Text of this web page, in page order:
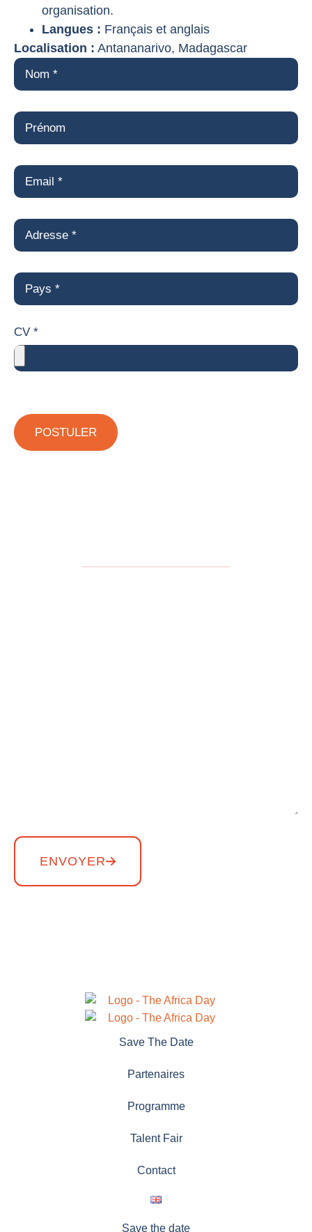
organisation.
Langues : Français et anglais
Localisation : Antananarivo, Madagascar
CV *
POSTULER
ENVOYER
Save The Date
Partenaires
Programme
Talent Fair
Contact
Save the date